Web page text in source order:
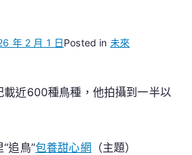
年 2 月 1 日Posted in 未來
載近600種鳥種，他拍攝到一半以
追鳥”包養甜心網 （主題）